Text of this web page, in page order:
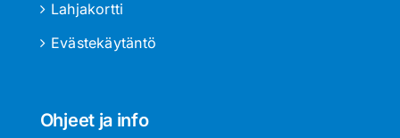
Lahjakortti
Evästekäytäntö
Ohjeet ja info